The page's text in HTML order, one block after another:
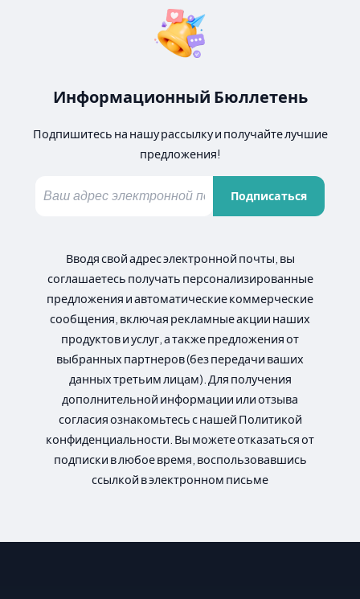
Информационный Бюллетень
Подпишитесь на нашу рассылку и получайте лучшие
предложения!
Подписаться
Вводя свой адрес электронной почты, вы
соглашаетесь получать персонализированные
предложения и автоматические коммерческие
сообщения, включая рекламные акции наших
продуктов и услуг, а также предложения от
выбранных партнеров (без передачи ваших
данных третьим лицам). Для получения
дополнительной информации или отзыва
согласия ознакомьтесь с нашей Политикой
конфиденциальности. Вы можете отказаться от
подписки в любое время, воспользовавшись
ссылкой в электронном письме